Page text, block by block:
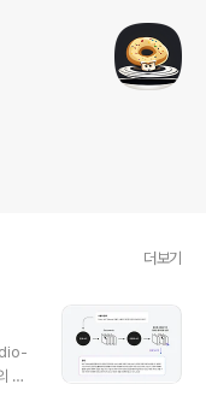
더보기
내